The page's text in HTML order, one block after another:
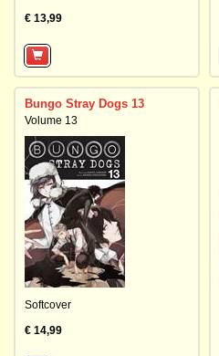
€ 13,99
Bungo Stray Dogs 13
Volume 13
Softcover
€ 14,99